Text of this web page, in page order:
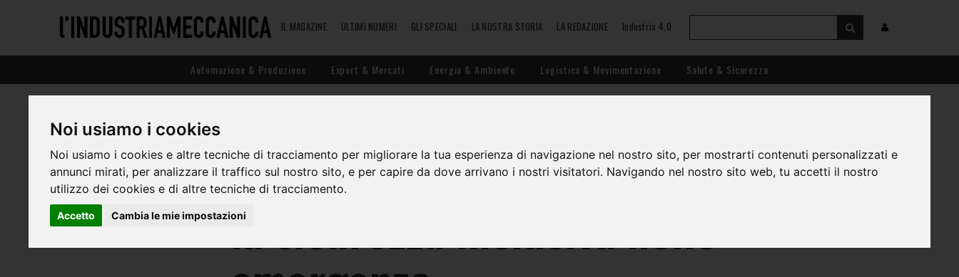
Noi usiamo i cookies
Noi usiamo i cookies e altre tecniche di tracciamento per migliorare la tua esperienza di navigazione nel nostro sito, per mostrarti contenuti personalizzati e
annunci mirati, per analizzare il traffico sul nostro sito, e per capire da dove arrivano i nostri visitatori. Navigando nel nostro sito web, tu accetti il nostro
utilizzo dei cookies e di altre tecniche di tracciamento.
Accetto Cambia le mie impostazioni
IL MAGAZINE ULTIMI NUMERI GLI SPECIALI LA NOSTRA STORIA LA REDAZIONE Industria 4.0
Automazione & Produzione Export & Mercati Energia & Ambiente Logistica & Movimentazione Salute & Sicurezza
Gestione delle emergenze:
la sicurezza inclusiva nelle